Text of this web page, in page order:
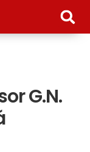
G.N.